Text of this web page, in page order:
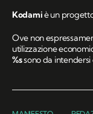
Kodamiè un
Ove non
utilizzazione
%ssono da